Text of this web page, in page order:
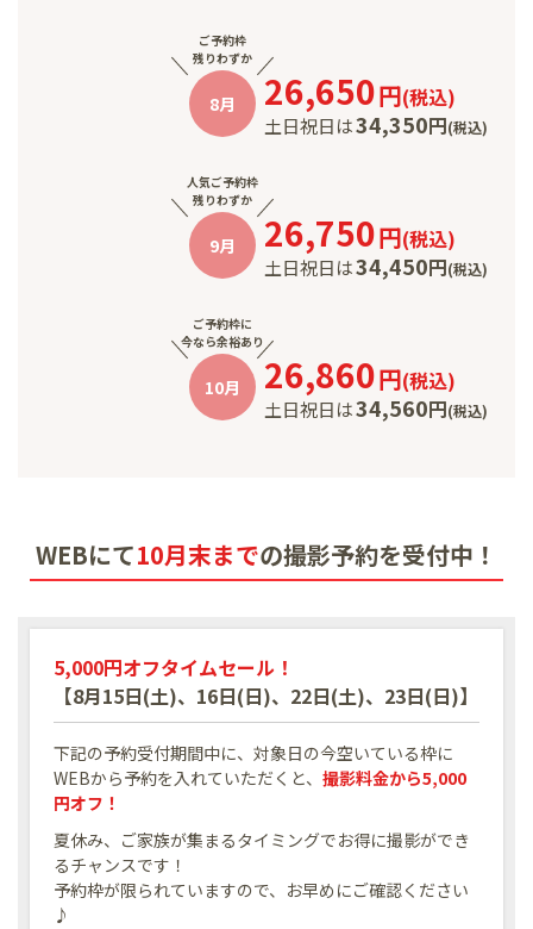
ご予約枠
残りわずか
8月 26,650円(税込)
土日祝日は34,350円(税込)
人気ご予約枠
残りわずか
9月 26,750円(税込)
土日祝日は34,450円(税込)
ご予約枠に
今なら余裕あり
10月 26,860円(税込)
土日祝日は34,560円(税込)
WEBにて10月末までの撮影予約を受付中！
5,000円オフタイムセール！
【8月15日(土)、16日(日)、22日(土)、23日(日)】
下記の予約受付期間中に、対象日の今空いている枠に
WEBから予約を入れていただくと、 撮影料金から5,000
円オフ！
夏休み、ご家族が集まるタイミングでお得に撮影ができ
るチャンスです！
予約枠が限られていますので、お早めにご確認ください
♪